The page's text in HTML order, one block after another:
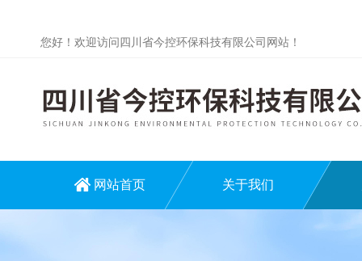
您好！欢迎访问四川省今控环保科技有限公司网站！
网站首页 关于我们